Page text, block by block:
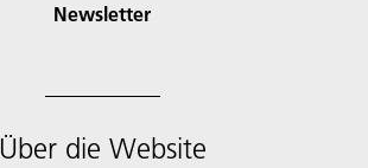
Newsletter
Über die Website